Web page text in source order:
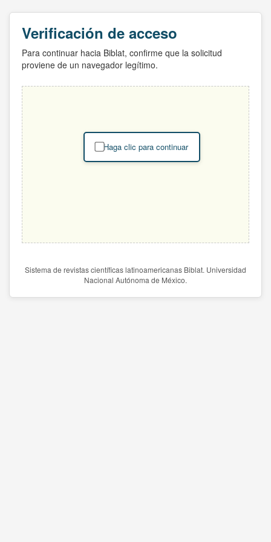
Verificación de acceso
Para continuar hacia Biblat, confirme que la solicitud
proviene de un navegador legítimo.
Haga clic para continuar
Sistema de revistas científicas latinoamericanas Biblat. Universidad
Nacional Autónoma de México.